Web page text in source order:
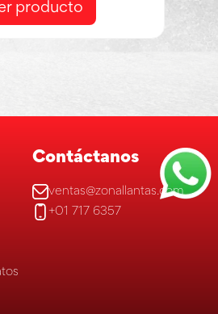
producto
Contáctanos
ventas@zonallantas.com
+01 717 6357